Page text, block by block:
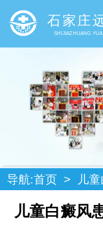
石家庄
SHIJIAZHUANG
导航:首页 > 儿
儿童白癜风